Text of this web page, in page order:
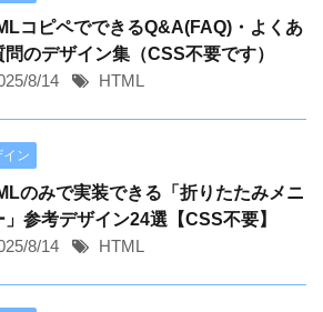
コピペでできるQ&A(FAQ)・よくあ
問のデザイン集（CSS不要です）
8/14 HTML
イン
のみで実装できる「折りたたみメニ
」参考デザイン24選【CSS不要】
8/14 HTML